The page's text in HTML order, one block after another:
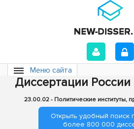
Меню сайта
Диссертации России
23.00.02 - Политические институты,
Открыть удобный поиск
более 800 000